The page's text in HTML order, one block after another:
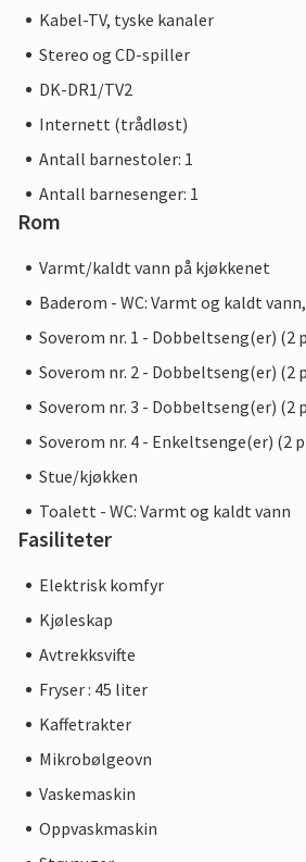
Kabel-TV, tyske kanaler
Stereo og CD-spiller
DK-DR1/TV2
Internett (trådløst)
Antall barnestoler: 1
Antall barnesenger: 1
Rom
Varmt/kaldt vann på kjøkkenet
Baderom - WC: Varmt og kaldt
Soverom nr. 1 - Dobbeltseng(er) (2
Soverom nr. 2 - Dobbeltseng(er) (2
Soverom nr. 3 - Dobbeltseng(er) (2
Soverom nr. 4 - Enkeltsenge(er) (2
Stue/kjøkken
Toalett - WC: Varmt og kaldt vann
Fasiliteter
Elektrisk komfyr
Kjøleskap
Avtrekksvifte
Fryser : 45 liter
Kaffetrakter
Mikrobølgeovn
Vaskemaskin
Oppvaskmaskin